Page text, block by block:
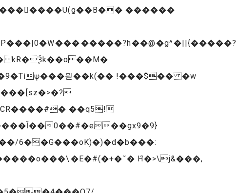
�����?h��@�g^�||{�����?
뮏��k(�� !���$�� �w
6��G���oK)�)�d�b���:
H҄�>\j&���,